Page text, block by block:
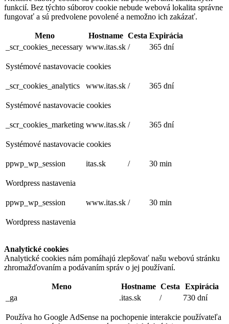
funkcií. Bez týchto súborov cookie nebude webová lokalita správne
fungovať a sú predvolene povolené a nemožno ich zakázať.
Meno Hostname Cesta Expirácia
_scr_cookies_necessary www.itas.sk / 365 dní
Systémové nastavovacie cookies
_scr_cookies_analytics www.itas.sk / 365 dní
Systémové nastavovacie cookies
_scr_cookies_marketing www.itas.sk / 365 dní
Systémové nastavovacie cookies
ppwp_wp_session itas.sk / 30 min
Wordpress nastavenia
ppwp_wp_session www.itas.sk / 30 min
Wordpress nastavenia
Analytické cookies
Analytické cookies nám pomáhajú zlepšovať našu webovú stránku
zhromažďovaním a podávaním správ o jej používaní.
Meno Hostname Cesta
Expirácia
_ga
.itas.sk / 730 dní
Používa ho Google AdSense na pochopenie interakcie používateľa